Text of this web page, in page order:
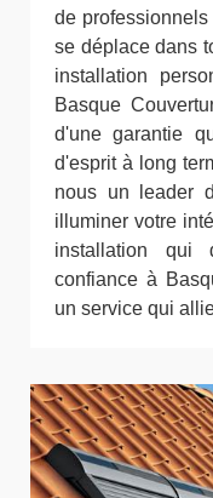
de
se déplace dans
installation
Basque
d'une garantie
d'esprit à long
nous un leader
illuminer votre
installation qui
confiance à
un service qui